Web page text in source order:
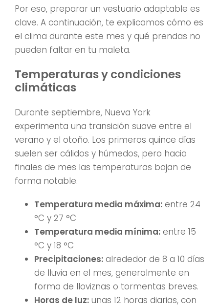
Por eso, preparar un vestuario adaptable es
clave. A continuación, te explicamos cómo es
el clima durante este mes y qué prendas no
pueden faltar en tu maleta.
Temperaturas y condiciones
climáticas
Durante septiembre, Nueva York
experimenta una transición suave entre el
verano y el otoño. Los primeros quince días
suelen ser cálidos y húmedos, pero hacia
finales de mes las temperaturas bajan de
forma notable.
Temperatura media máxima: entre 24
°C y 27 °C
Temperatura media mínima: entre 15
°C y 18 °C
Precipitaciones: alrededor de 8 a 10 días
de lluvia en el mes, generalmente en
forma de lloviznas o tormentas breves.
Horas de luz: unas 12 horas diarias, con